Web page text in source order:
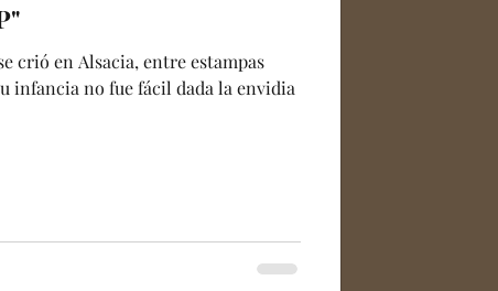
crió en Alsacia, entre estampas
infancia no fue fácil dada la envidia